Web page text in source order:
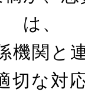
は、
機関と
切な対